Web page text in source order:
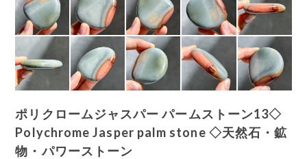
ポリクロームジャスパー パームストーン13◇
Polychrome Jasper palm stone ◇天然石・鉱
物・パワーストーン